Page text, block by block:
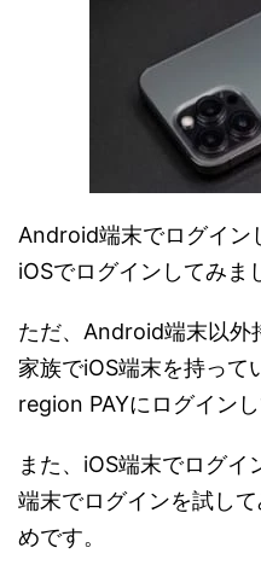
Android端末でログイン
iOSでログインしてみま
ただ、Android端末以外
家族でiOS端末を持って
region PAYにログイン
また、iOS端末でログ
端末でログインを試し
めです。